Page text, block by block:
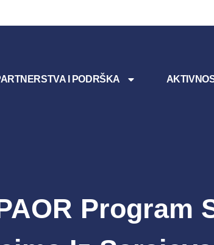
I PODRŠKA
Program